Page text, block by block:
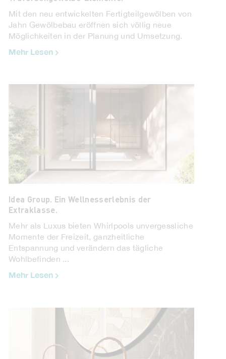
Mit den neu entwickelten Fertigteilgewölben von
Jahn Gewölbebau eröffnen sich völlig neue
Möglichkeiten in der Planung und Umsetzung.
Mehr Lesen
Idea Group. Ein Wellnesserlebnis der
Extraklasse.
Mehr als Luxus bieten Whirlpools unvergessliche
Momente der Freizeit, ganzheitliche
Entspannung und verändern das tägliche
Wohlbefinden ...
Mehr Lesen